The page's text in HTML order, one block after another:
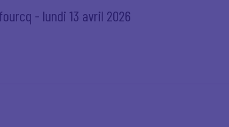
- lundi 13 avril 2026